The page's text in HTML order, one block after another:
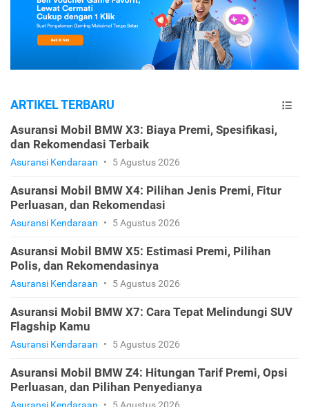
ARTIKEL TERBARU
Asuransi Mobil BMW X3: Biaya Premi, Spesifikasi,
dan Rekomendasi Terbaik
Asuransi Kendaraan • 5 Agustus 2026
Asuransi Mobil BMW X4: Pilihan Jenis Premi, Fitur
Perluasan, dan Rekomendasi
Asuransi Kendaraan • 5 Agustus 2026
Asuransi Mobil BMW X5: Estimasi Premi, Pilihan
Polis, dan Rekomendasinya
Asuransi Kendaraan • 5 Agustus 2026
Asuransi Mobil BMW X7: Cara Tepat Melindungi SUV
Flagship Kamu
Asuransi Kendaraan • 5 Agustus 2026
Asuransi Mobil BMW Z4: Hitungan Tarif Premi, Opsi
Perluasan, dan Pilihan Penyedianya
Asuransi Kendaraan • 5 Agustus 2026